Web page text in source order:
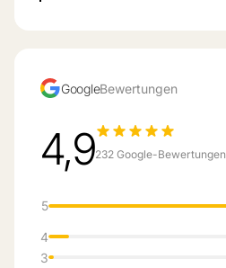
GoogleBewertungen
4,9232 Google-Bewertungen
5
4
3